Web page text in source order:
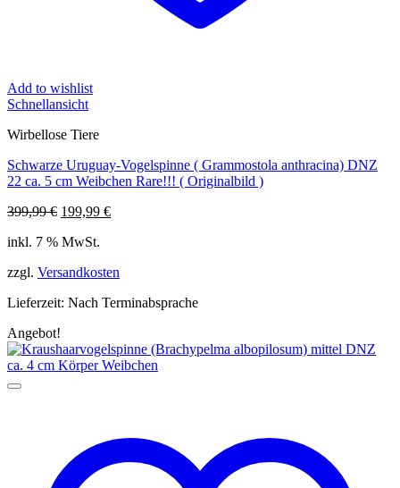
Add to wishlist
Schnellansicht
Wirbellose Tiere
Schwarze Uruguay-Vogelspinne ( Grammostola anthracina) DNZ
22 ca. 5 cm Weibchen Rare!!! ( Originalbild )
399,99€ Ursprünglicher
war:
199,99 €Aktueller
inkl. 7 % MwSt.
zzgl. Versandkosten
Lieferzeit: Nach Terminabsprache
Angebot!